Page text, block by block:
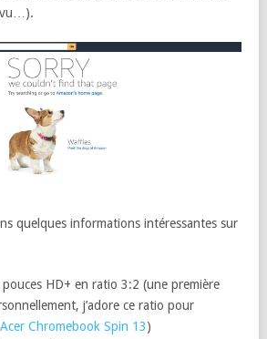
vu…).
quelques informations intéressantes sur
HD+ en ratio 3:2 (une première
j’adore ce ratio pour
Acer Chromebook Spin 13)